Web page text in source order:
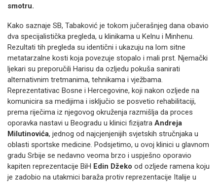
smotru.
Kako saznaje SB, Tabaković je tokom jučerašnjeg dana obavio
dva specijalistička pregleda, u klinikama u Kelnu i Minhenu.
Rezultati tih pregleda su identični i ukazuju na lom sitne
metatarzalne kosti koja povezuje stopalo i mali prst. Njemački
ljekari su preporučili Harisu da ozljedu pokuša sanirati
alternativnim tretmanima, tehnikama i vježbama.
Reprezentativac Bosne i Hercegovine, koji nakon ozljede na
komunicira sa medijima i isključio se posvetio rehabilitaciji,
prema riječima iz njegovog okruženja razmišlja da proces
oporavka nastavi u Beogradu u klinici fizijatra Andreja
Milutinovića, jednog od najcjenjenijih svjetskih stručnjaka u
oblasti sportske medicine. Podsjetimo, u ovoj klinici u glavnom
gradu Srbije se nedavno veoma brzo i uspješno oporavio
kapiten reprezentacije BiH Edin Džeko od ozljede ramena koju
je zadobio na utakmici baraža protiv reprezentacije Italije u